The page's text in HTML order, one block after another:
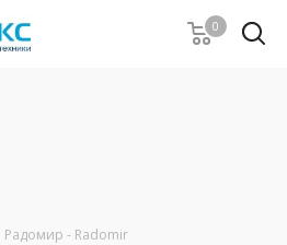
0
- Radomir